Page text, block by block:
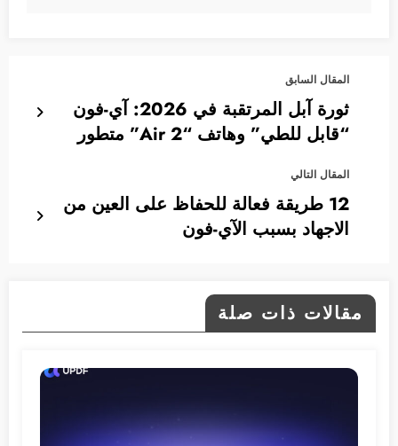
المقال السابق
ثورة آبل المرتقبة في 2026: آي-فون
“قابل للطي” وهاتف “Air 2” متطور
المقال التالي
12 طريقة فعالة للحفاظ على العين من
الاجهاد بسبب الآي-فون
مقالات ذات صلة